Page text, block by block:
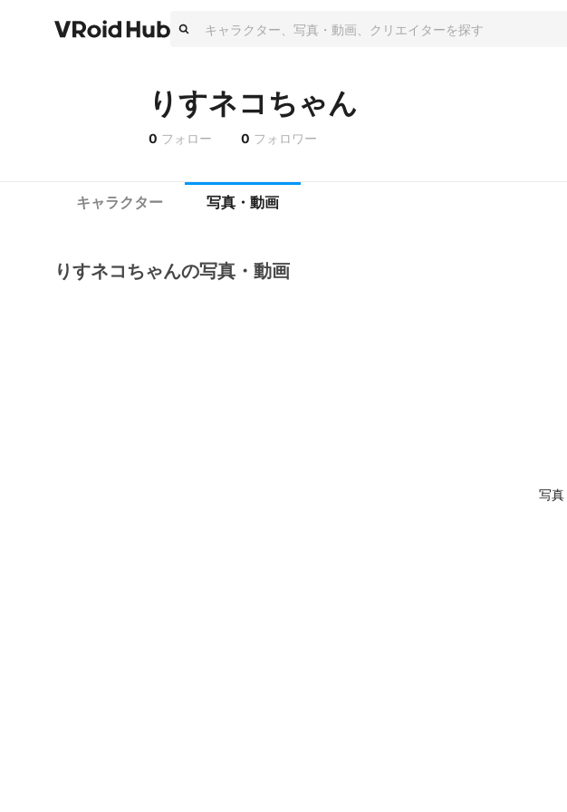
りすネコちゃん
0 フォロー 0 フォロワー
キャラクター 写真・動画
りすネコちゃんの写真・動画
写真